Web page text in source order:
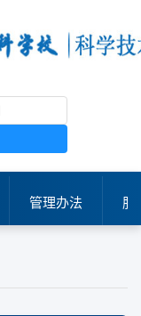
管理办法 服